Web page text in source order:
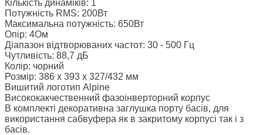
Кількість динаміків: 1
Потужність RMS: 200Вт
Максимальна потужність: 650Вт
Опір: 4Ом
Діапазон відтворюваних частот: 30 - 500 Гц
Чутливість: 88,7 дБ
Колір: чорний
Розмір: 386 x 393 x 327/432 мм
Вишитий логотип Alpine
Висококакчественний фазоінверторний корпус
В комплекті декоративна заглушка порту басів, для
використання сабвуфера як в закритому корпусі так і з
басів.